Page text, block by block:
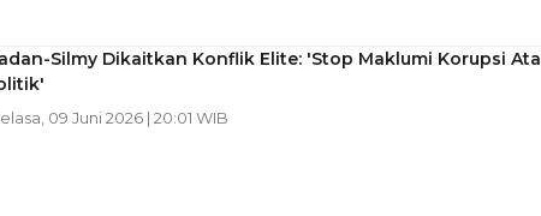
Silmy Dikaitkan Konflik Elite: 'Stop Maklumi Korupsi
09 Juni 2026 | 20:01 WIB